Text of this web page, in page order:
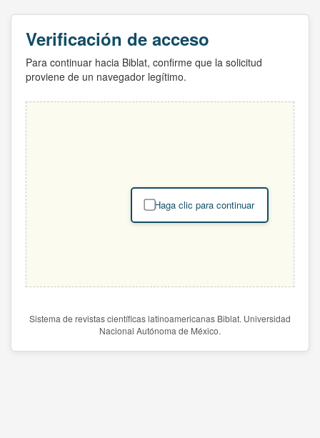
Verificación de acceso
Para continuar hacia Biblat, confirme que la solicitud
proviene de un navegador legítimo.
Haga clic para continuar
Sistema de revistas científicas latinoamericanas Biblat. Universidad
Nacional Autónoma de México.